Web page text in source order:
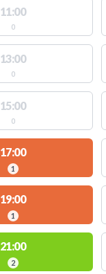
11:00
0
13:00
0
15:00
0
17:00
1
19:00
1
21:00
2